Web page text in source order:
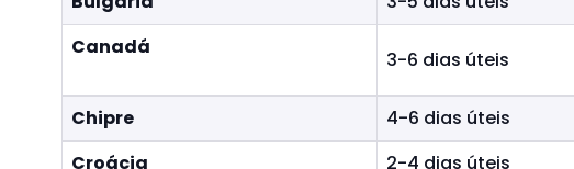
Canadá
3-6 dias úteis
Chipre
4-6 dias úteis
Croácia
2-4 dias úteis